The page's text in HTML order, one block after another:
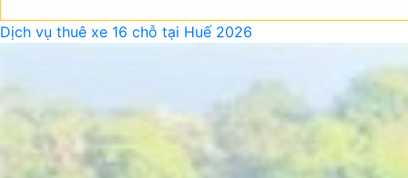
Dịch vụ thuê xe 16 chỗ tại Huế 2026